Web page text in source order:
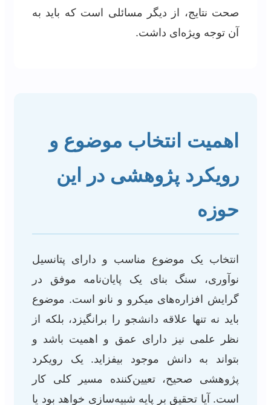
صحت نتایج، از دیگر مسائلی است که باید به
آن توجه ویژه‌ای داشت.
اهمیت انتخاب موضوع و
رویکرد پژوهشی در این
حوزه
انتخاب یک موضوع مناسب و دارای پتانسیل
نوآوری، سنگ بنای یک پایان‌نامه موفق در
گرایش افزاره‌های میکرو و نانو است. موضوع
باید نه تنها علاقه دانشجو را برانگیزد، بلکه از
نظر علمی نیز دارای عمق و اهمیت باشد و
بتواند به دانش موجود بیفزاید. یک رویکرد
پژوهشی صحیح، تعیین‌کننده مسیر کلی کار
است. آیا تحقیق بر پایه شبیه‌سازی خواهد بود یا